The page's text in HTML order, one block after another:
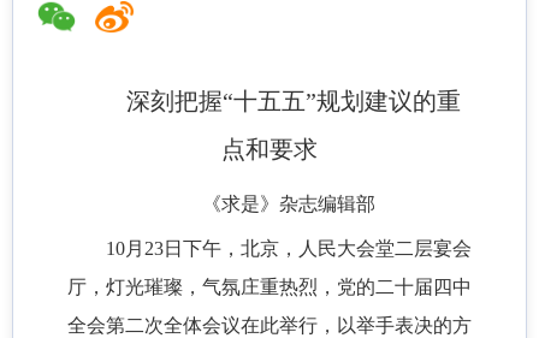
深刻把握“十五五”规划建议的重
点和要求
《求是》杂志编辑部
10月23日下午，北京，人民大会堂二层宴会
厅，灯光璀璨，气氛庄重热烈，党的二十届四中
全会第二次全体会议在此举行，以举手表决的方